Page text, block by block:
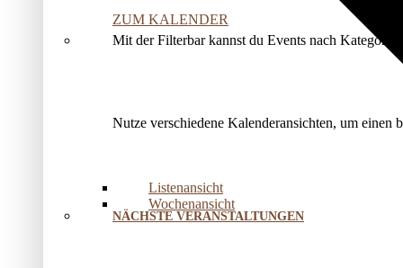
ZUM KALENDER
Mit der Filterbar kannst du Events nach
Nutze verschiedene Kalenderansichten, um einen
Listenansicht
Wochenansicht
NÄCHSTE VERANSTALTUNGEN